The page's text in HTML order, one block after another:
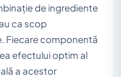
de ingrediente
ca scop
Fiecare componentă
efectului optim al
a acestor